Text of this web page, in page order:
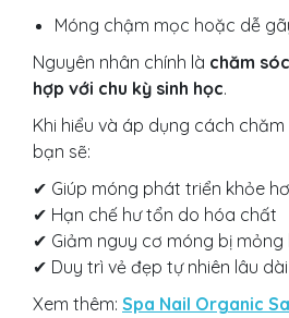
Móng chậm mọc hoặc dễ
Nguyên nhân chính là chăm
hợp với chu kỳ sinh học.
Khi hiểu và áp dụng cách
bạn sẽ:
✔ Giúp móng phát triển khỏe
✔ Hạn chế hư tổn do hóa chất
✔ Giảm nguy cơ móng bị mỏng
✔ Duy trì vẻ đẹp tự nhiên lâu dài
Xem thêm: Spa Nail Organic